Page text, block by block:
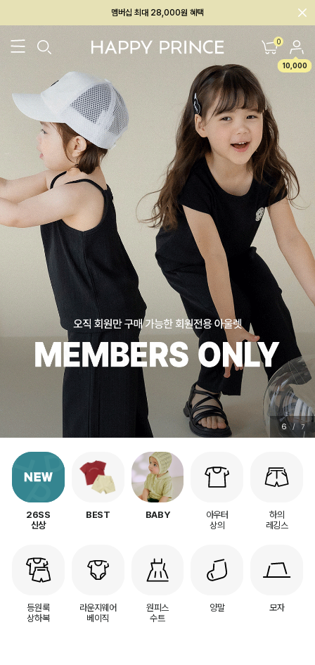
회원전용 아울렛, 가입하면 ~60% 할인!
멤버십 최대 28,000원 혜택 0
10,000
26SS 신상 BEST BABY[6~12M] 아우터/상의 하의/레깅스
7 / 7
26SS
신상
BEST BABY
아우터
상의
하의
레깅스
등원룩
상하복
라운지웨어
베이직
원피스
수트
양말 모자